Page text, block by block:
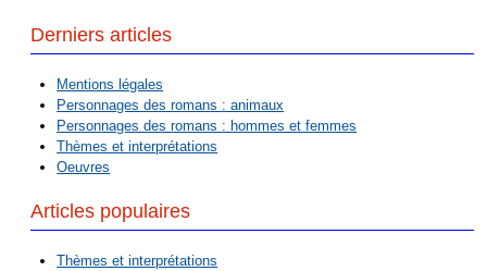
Derniers articles
Mentions légales
Personnages des romans : animaux
Personnages des romans : hommes et femmes
Thèmes et interprétations
Oeuvres
Articles populaires
Thèmes et interprétations